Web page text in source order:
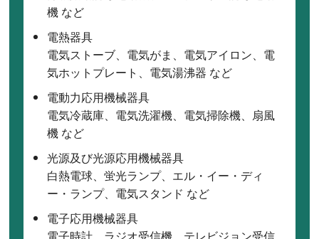
機 など
電熱器具
電気ストーブ、電気がま、電気アイロン、電
気ホットプレート、電気湯沸器 など
電動力応用機械器具
電気冷蔵庫、電気洗濯機、電気掃除機、扇風
機 など
光源及び光源応用機械器具
白熱電球、蛍光ランプ、エル・イー・ディ
ー・ランプ、電気スタンド など
電子応用機械器具